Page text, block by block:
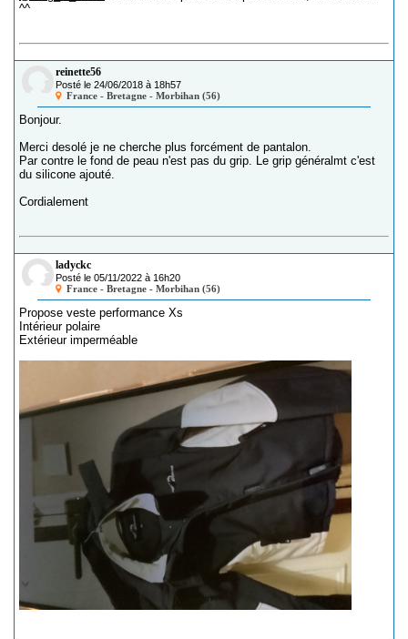
^^
reinette56
Posté le 24/06/2018 à 18h57
France - Bretagne - Morbihan (56)
Bonjour.
Merci desolé je ne cherche plus forcément de pantalon.
Par contre le fond de peau n'est pas du grip. Le grip généralmt c'est
du silicone ajouté.
Cordialement
ladyckc
Posté le 05/11/2022 à 16h20
France - Bretagne - Morbihan (56)
Propose veste performance Xs
Intérieur polaire
Extérieur imperméable